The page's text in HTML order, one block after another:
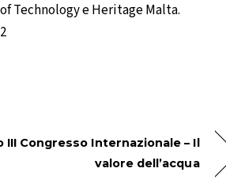
Technology e Heritage Malta.
III Congresso Internazionale – Il
valore dell’acqua